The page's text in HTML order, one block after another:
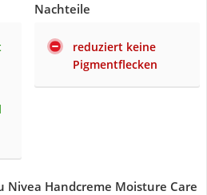
Nachteile
reduziert keine
Pigmentflecken
Nivea Handcreme Moisture Care